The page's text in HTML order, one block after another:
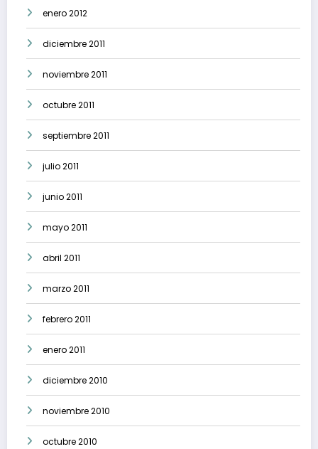
enero 2012
diciembre 2011
noviembre 2011
octubre 2011
septiembre 2011
julio 2011
junio 2011
mayo 2011
abril 2011
marzo 2011
febrero 2011
enero 2011
diciembre 2010
noviembre 2010
octubre 2010